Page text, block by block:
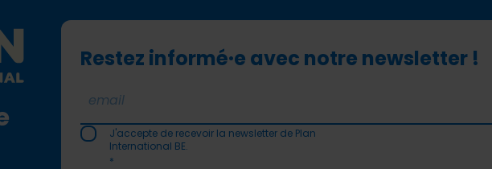
Restez informé·e avec notre newsletter !
J'accepte de recevoir la newsletter de Plan
International BE.
*